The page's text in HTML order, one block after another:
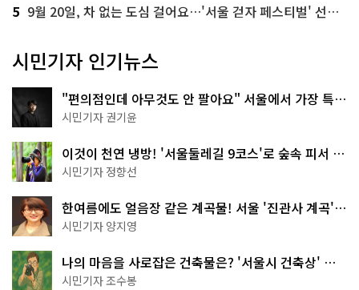
5 9월 20일, 차 없는 도심 걸어요…'서울 걷자 페스티벌' 선착순 5천명
시민기자 인기뉴스
"편의점인데 아무것도 안 팔아요" 서울에서 가장 특별
한 편의점의 정체
시민기자 권기윤
이것이 천연 냉방! '서울둘레길 9코스'로 숲속 피서 떠
나볼까
시민기자 정향선
한여름에도 얼음장 같은 계곡물! 서울 '진관사 계곡'이
천국이네~
시민기자 양지영
나의 마음을 사로잡은 건축물은? '서울시 건축상' 수
상작 공개!
시민기자 조수봉